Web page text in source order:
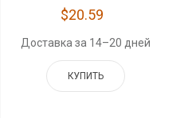
$20.59
Доставка за 14–20 дней
КУПИТЬ